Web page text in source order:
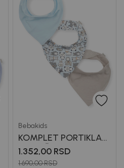
Bebakids
KOMPLET PORTIKLA
ZA DEČAKE VASA
1.352,00 RSD
1.690,00RSD